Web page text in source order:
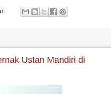
Ustan Mandiri di